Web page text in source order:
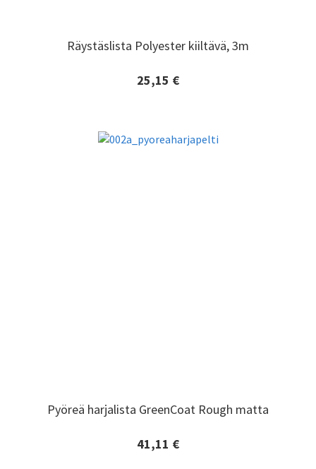
Räystäslista Polyester kiiltävä, 3m
25,15 €
Räystäslista Polyester kiiltävä, 3m
Lisätiedot ja tilaaminen
Pyöreä harjalista GreenCoat Rough matta
41,11 €
Pyöreä harjalista GreenCoat Rough matta
Lisätiedot ja tilaaminen